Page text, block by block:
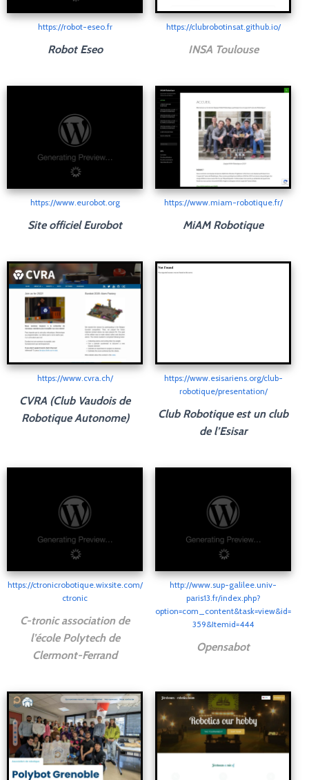
https://robot-eseo.fr
Robot Eseo
https://clubrobotinsat.github.io/
INSA Toulouse
https://www.eurobot.org
Site officiel Eurobot
https://www.miam-robotique.fr/
MiAM Robotique
https://www.cvra.ch/
CVRA (Club Vaudois de
Robotique Autonome)
https://www.esisariens.org/club-
robotique/presentation/
Club Robotique est un club
de l’Esisar
https://ctronicrobotique.wixsite.com/
ctronic
C-tronic association de
l’école Polytech de
Clermont-Ferrand
http://www.sup-galilee.univ-
paris13.fr/index.php?
option=com_content&task=view&id=
359&Itemid=444
Opensabot